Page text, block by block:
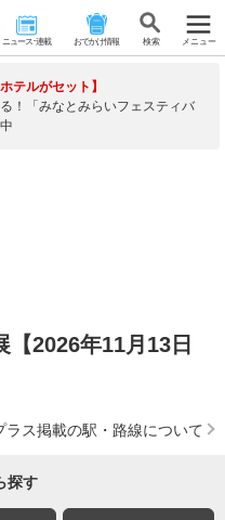
ニュース･連載 おでかけ情報 検 索 メニュー
テルがセット】
！「みなとみらいフェスティバ
2026年11月13日
ラス掲載の駅・路線について
探す